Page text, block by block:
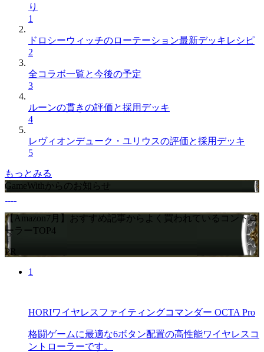
り
1
ドロシーウィッチのローテーション最新デッキレシピ
2
全コラボ一覧と今後の予定
3
ルーンの貫きの評価と採用デッキ
4
レヴィオンデューク・ユリウスの評価と採用デッキ
5
もっとみる
GameWithからのお知らせ
【Amazon7月】おすすめ記事からよく買われているコントロ
ーラーTOP4
PR
1
HORIワイヤレスファイティングコマンダー OCTA Pro
格闘ゲームに最適な6ボタン配置の高性能ワイヤレスコ
ントローラーです。